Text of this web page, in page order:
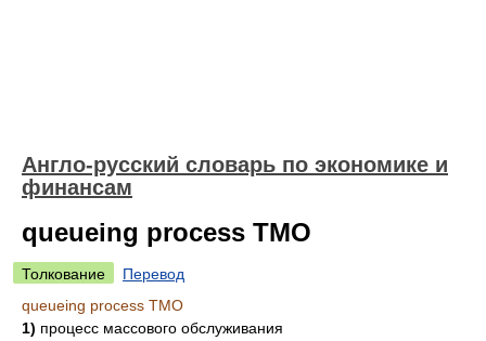
Англо-русский словарь по экономике и
финансам
queueing process ТМО
Толкование
Перевод
queueing process ТМО
1) процесс массового обслуживания